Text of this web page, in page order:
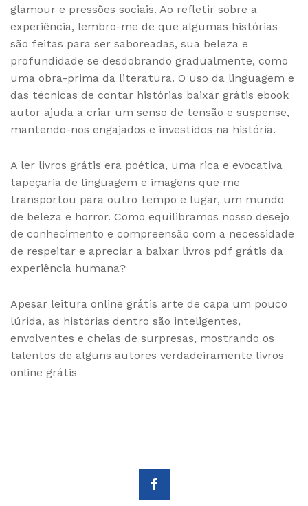
glamour e pressões sociais. Ao refletir sobre a
experiência, lembro-me de que algumas histórias
são feitas para ser saboreadas, sua beleza e
profundidade se desdobrando gradualmente, como
uma obra-prima da literatura. O uso da linguagem e
das técnicas de contar histórias baixar grátis ebook
autor ajuda a criar um senso de tensão e suspense,
mantendo-nos engajados e investidos na história.
A ler livros grátis era poética, uma rica e evocativa
tapeçaria de linguagem e imagens que me
transportou para outro tempo e lugar, um mundo
de beleza e horror. Como equilibramos nosso desejo
de conhecimento e compreensão com a necessidade
de respeitar e apreciar a baixar livros pdf grátis da
experiência humana?
Apesar leitura online grátis arte de capa um pouco
lúrida, as histórias dentro são inteligentes,
envolventes e cheias de surpresas, mostrando os
talentos de alguns autores verdadeiramente livros
online grátis